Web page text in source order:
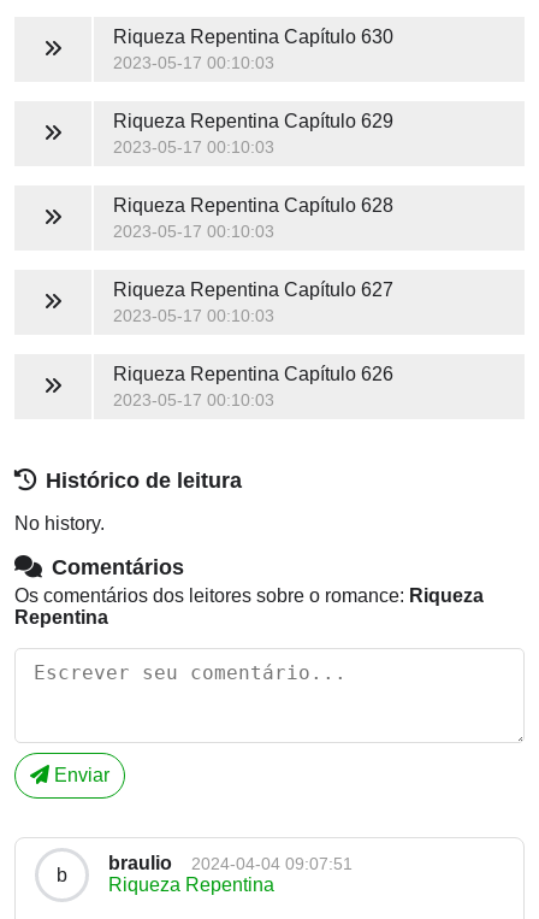
Riqueza Repentina Capítulo 630
2023-05-17 00:10:03
Riqueza Repentina Capítulo 629
2023-05-17 00:10:03
Riqueza Repentina Capítulo 628
2023-05-17 00:10:03
Riqueza Repentina Capítulo 627
2023-05-17 00:10:03
Riqueza Repentina Capítulo 626
2023-05-17 00:10:03
Histórico de leitura
No history.
Comentários
Os comentários dos leitores sobre o romance: Riqueza
Repentina
Enviar
b
braulio 2024-04-04 09:07:51
Riqueza Repentina